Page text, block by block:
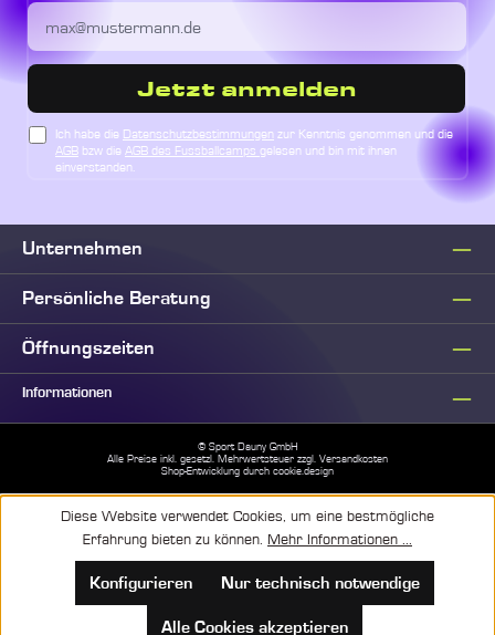
Jetzt anmelden
Ich habe die Datenschutzbestimmungen zur Kenntnis genommen und die
AGB bzw die AGB des Fussballcamps gelesen und bin mit ihnen
einverstanden.
Unternehmen
Persönliche Beratung
Öffnungszeiten
Informationen
© Sport Dauny GmbH
Alle Preise inkl. gesetzl. Mehrwertsteuer zzgl. Versandkosten
Shop-Entwicklung durch cookie.design
Diese Website verwendet Cookies, um eine bestmögliche
Erfahrung bieten zu können. Mehr Informationen ...
Nur technisch notwendige
Konfigurieren
Alle Cookies akzeptieren